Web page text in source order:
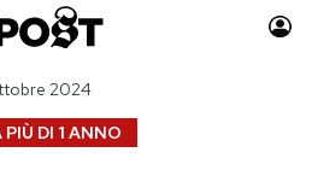
Auto
DI 1 ANNO
2024